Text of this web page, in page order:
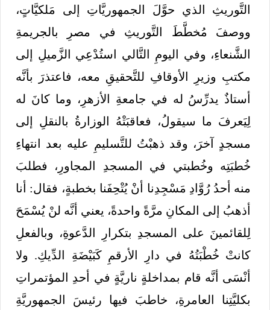
التَّوريثِ الذي حوَّلَ الجمهوريَّاتِ إلى مَلكيَّاتٍ،
ووصفَ مُخطَّطَ التَّوريثِ في مصرِ بالجريمةِ
الشَّنعاءِ، وفي اليومِ التَّالي استُدْعِي الزَّميلِ إلى
مكتبِ وزيرِ الأوقافِ للتَّحقيقِ معه، فاعتذرَ بأنَّه
أستاذٌ يدرِّسُ له في جامعةِ الأزهرِ، وما كانَ له
لِيَعرفَ ما سيقولُ، فعاقبَتْهُ الوزارةُ بالنقلِ إلى
مسجدٍ آخرَ، وقد ذهبْتُ للتَّسليمِ عليه بعد انتهاءِ
خُطبَتِه وخُطبتي في المسجدِ المجاورِ، فطلبَ
منه أحدُ رُوَّادِ مَسْجِدِنا أنْ يُتْحِفَنا بخطبةٍ، فقال: أنا
أذهبُ إلى المكانِ مرَّةً واحدةً، يعني أنَّه لنْ يُسْمَحَ
لِلقائمينَ على المسجدِ بتكرارِ الدَّعوةِ، وبالفعلِ
كانتْ خُطْبَتُهُ في دارِ الأرقمِ كَبَيْضَةِ الدِّيكِ. ولا
أنْسَى أنَّه قام بمداخلةٍ ناريَّةٍ في أحدِ المؤتمراتِ
بكليَّتِنا العامرةِ، خاطبَ فيها رئيسَ الجمهوريَّةِ